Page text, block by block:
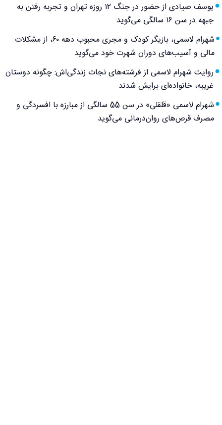
یوسف صیادی از حضور در جنگ ۱۲ روزه تهران و تجربه رفتن به
جبهه در سن ۱۶ سالگی می‌گوید
شهرام لاسمی، بازیگر کودک و مجری محبوب دهه ۶۰، از مشکلات
مالی و آسیب‌های دوران شهرت خود می‌گوید
روایت شهرام لاسمی از فرشته‌های نجات زندگی‌اش: چگونه دوستان
غریبه، خانواده‌ای برایش شدند
شهرام لاسمی «قلقلی» در سن 55 سالگی از مبارزه با افسردگی و
مصرف قرص‌های روان‌درمانی می‌گوید